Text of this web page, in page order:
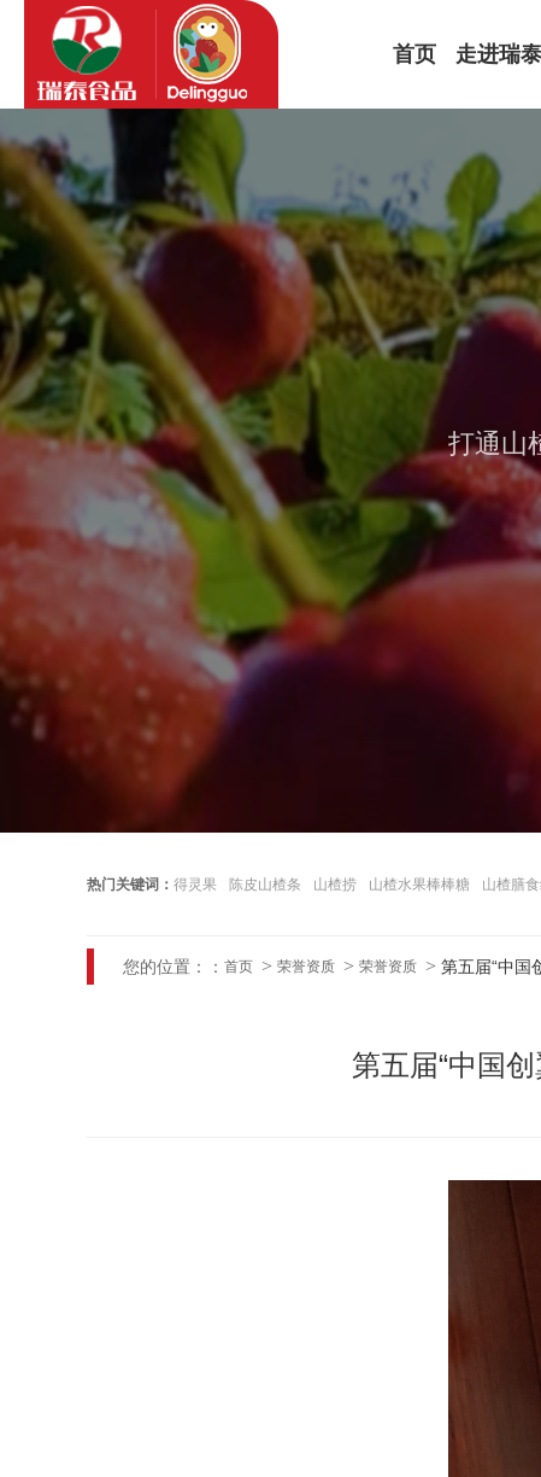
首页 走进瑞泰
品牌故事
企业文化
发展历程
打通山
热门关键词： 得灵果 陈皮山楂条 山楂捞 山楂水果棒棒糖 山楂膳
您的位置：： 首页 荣誉资质 荣誉资质 第五届“中国
第五届“中国